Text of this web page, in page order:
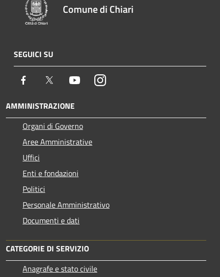
Comune di Chiari
SEGUICI SU
Facebook Twitter YoutubeInstagram
AMMINISTRAZIONE
Organi di Governo
Aree Amministrative
Uffici
Enti e fondazioni
Politici
Personale Amministrativo
Documenti e dati
CATEGORIE DI SERVIZIO
Anagrafe e stato civile